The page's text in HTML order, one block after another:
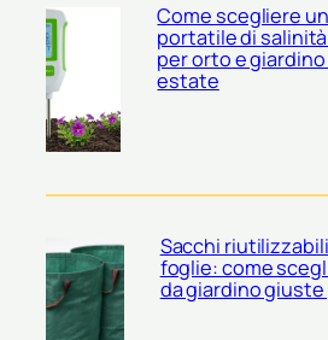
Come scegliere
portatile di
per orto e
estate
Sacchi
foglie: come
da giardino giuste